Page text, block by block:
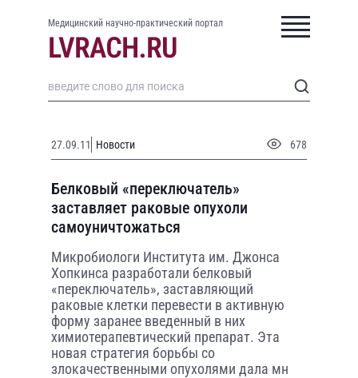
Медицинский научно-практический портал
27.09.11 Новости 678
Белковый «переключатель»
заставляет раковые опухоли
самоуничтожаться
Микробиологи Института им. Джонса
Хопкинса разработали белковый
«переключатель», заставляющий
раковые клетки перевести в активную
форму заранее введенный в них
химиотерапевтический препарат. Эта
новая стратегия борьбы со
злокачественными опухолями дала мн